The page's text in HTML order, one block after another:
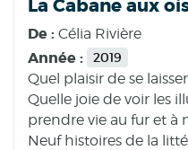
La Cabane aux
De : Célia Rivière
Année : 2019
Quel plaisir de se
Quelle joie de voir les
prendre vie au fur et à
Neuf histoires de la